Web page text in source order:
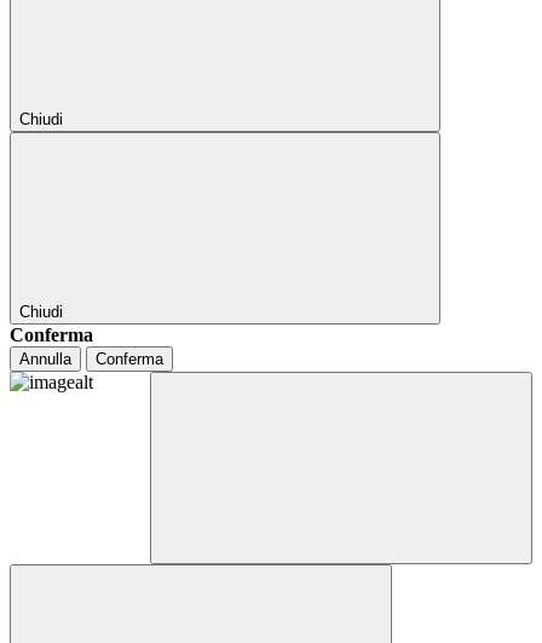
Chiudi
Chiudi
Conferma
Annulla Conferma